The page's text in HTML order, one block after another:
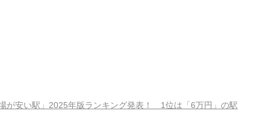
が安い駅」2025年版ランキング発表！ 1位は「6万円」の駅